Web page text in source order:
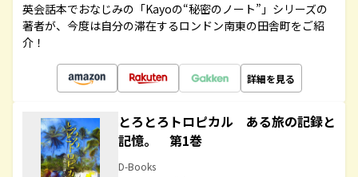
英会話本でおなじみの「Kayoの“秘密のノート”」シリーズの
著者が、今度は自分の滞在するロンドン南東の田舎町をご紹
介！
詳細を見る
とろとろトロピカル ある旅の記録と
記憶。 第1巻
D-Books